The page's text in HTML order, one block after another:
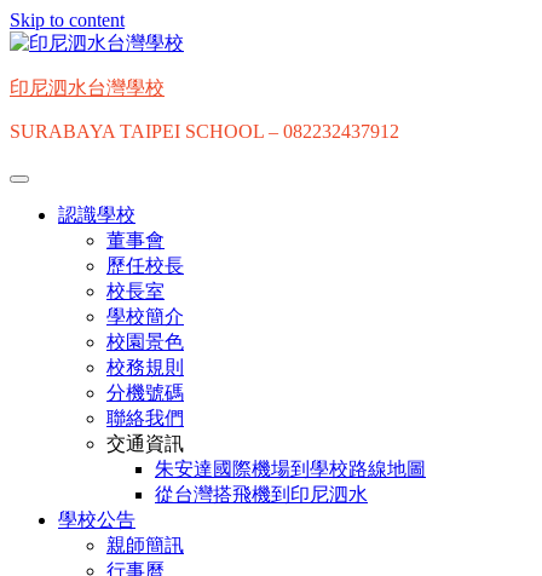
Skip to content
印尼泗水台灣學校
SURABAYA TAIPEI SCHOOL – 082232437912
認識學校
董事會
歷任校長
校長室
學校簡介
校園景色
校務規則
分機號碼
聯絡我們
交通資訊
朱安達國際機場到學校路線地圖
從台灣搭飛機到印尼泗水
學校公告
親師簡訊
行事曆